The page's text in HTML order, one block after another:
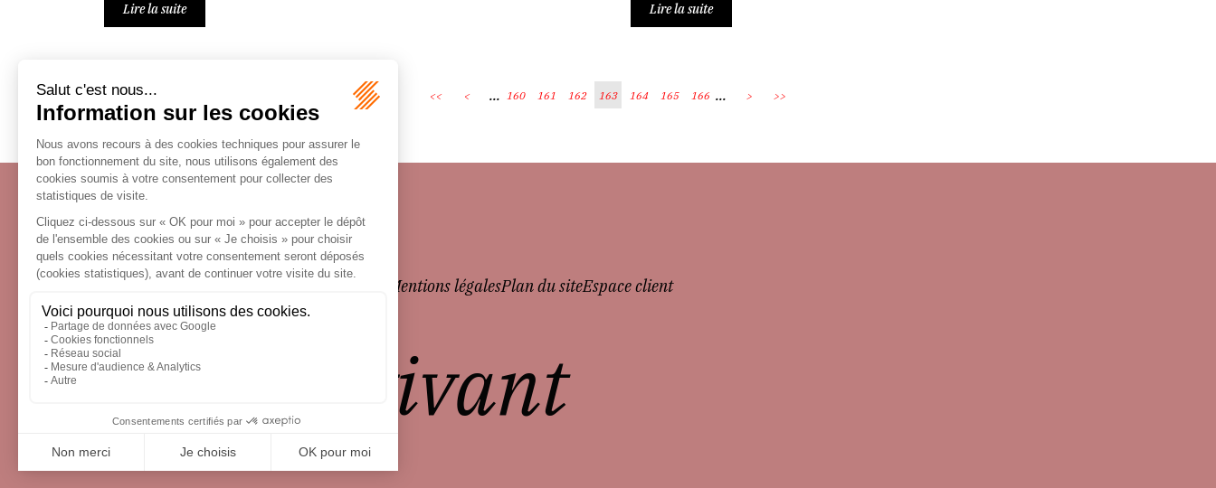
Lire la suite Lire la suite
<< < ... 160 161 162 163 164 165 166 ... > >>
Écosystème Mentions légalesPlan du siteEspace client
le droit vivant